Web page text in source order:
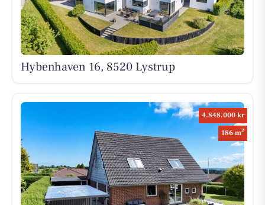
Hybenhaven 16, 8520 Lystrup
4.848.000 kr
186 m2